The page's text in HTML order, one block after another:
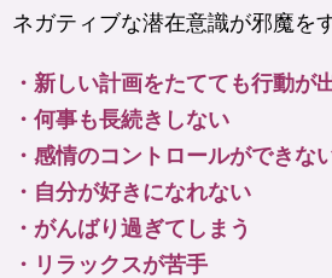
ネガティブな潜在意識が邪魔を
・新しい計画をたてても行動が
・何事も長続きしない
・感情のコントロールができな
・自分が好きになれない
・がんばり過ぎてしまう
・リラックスが苦手